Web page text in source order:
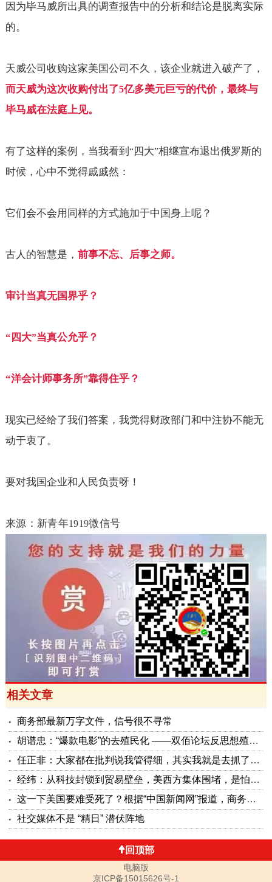
因为毕马威所出具的调查报告中的分析和结论是脱离实际
的。
天威公司收购这家美国公司不久，该企业就进入破产了，
而天威为这次收购付出了5亿多美元巨亏的代价，最终与
毕马威在法庭上见。
有了这样的案例，当我看到 “四大”相继宣布退出俄罗斯的
时候，心中不觉得戚戚然：
它们会不会用同样的方式施加于中国身上呢？
古人的智慧是， 前事不忘、后事之师。
审计当真无国界乎？
“ 四大”当真公允乎？
“洋会计师事务所”靠得住乎？
现实已经给了我们答案，我觉得财政部门和中注协不能无
动于衷了。
要对我国企业和人民负责呀！
来源：新青年1919微信号
相关文章
商务部最新万字文件，信号很不寻常
胡谱忠：“爆款电影”的去殖民化 ——双佰论坛反思想殖民系列报告之五
任正非：大家都在批判说我管得细，其实我就是去抓了一些点激活原有政策这潭水
经纬：从科技封锁到贸易壁垒，美西方集体围堵，是怕被砸了金饭碗
这一下美国要难受死了？根据“中国新闻网”报道，商务部公布了5项对美反制措施，可谓是招招击准美国要害！
社交媒体不是 “精日” 潜伏阵地
回顶部
电脑版
京ICP备15015626号-1